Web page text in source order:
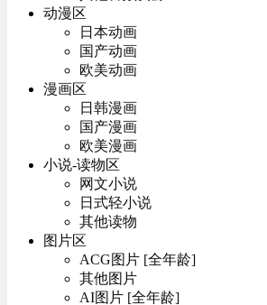
动漫区
日本动画
国产动画
欧美动画
漫画区
日韩漫画
国产漫画
欧美漫画
小说-读物区
网文小说
日式轻小说
其他读物
图片区
ACG图片 [全年龄]
其他图片
AI图片 [全年龄]